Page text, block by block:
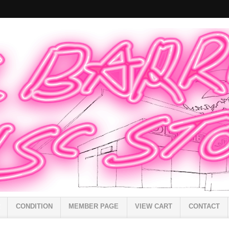
CONDITION MEMBER PAGE VIEW CART CONTACT